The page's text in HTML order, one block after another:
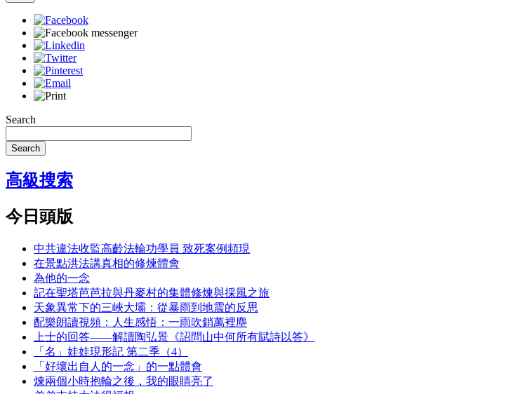
Search
Search
高級搜索
今日頭版
中共違法收監高齡法輪功學員 致死案例頻現
在景點洪法講真相的修煉體會
為他的一念
記在聖塔芭芭拉與丹麥村的集體修煉與採風之旅
天象異常下的三峽大壩：從暴雨到地震的反思
配樂朗讀視頻：人生感悟：一雨吹銷萬裡塵
上士的回答——解讀陶弘景《詔問山中何所有賦詩以答》
「名」娃娃現形記 第二季（4）
「好壞出自人的一念」的一點體會
煉兩個小時抱輪之後，我的眼睛亮了